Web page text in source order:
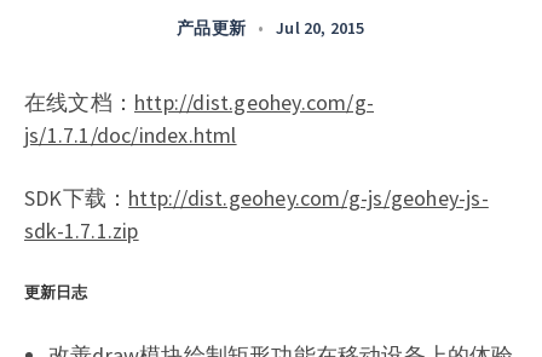
产品更新 • Jul 20, 2015
在线文档： http://dist.geohey.com/g-
js/1.7.1/doc/index.html
SDK下载： http://dist.geohey.com/g-js/geohey-js-
sdk-1.7.1.zip
更新日志